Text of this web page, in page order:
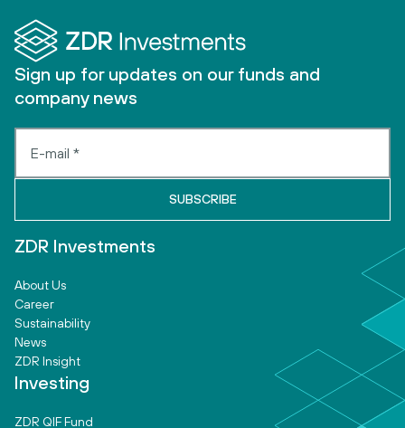
Sign up for updates on our funds and
company news
ZDR Investments
About Us
Career
Sustainability
News
ZDR Insight
Investing
ZDR QIF Fund